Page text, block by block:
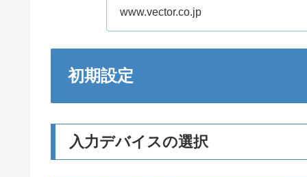
www.vector.co.jp
初期設定
入力デバイスの選択